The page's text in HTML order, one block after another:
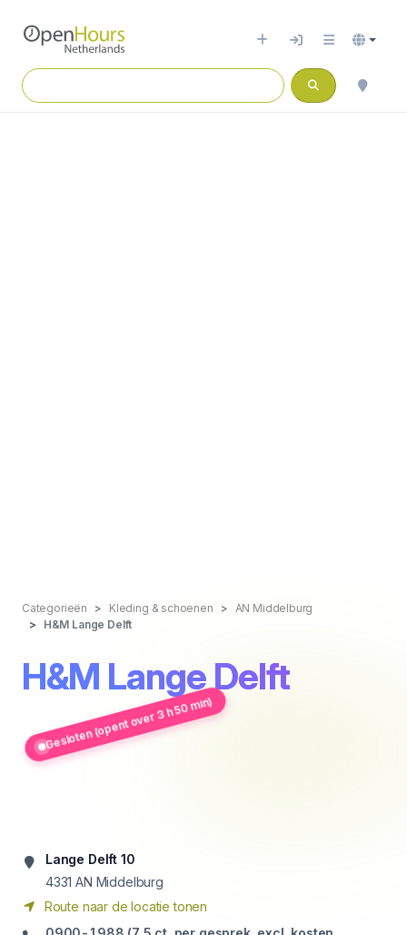
Categorieën Kleding & schoenen
AN Middelburg
H&M Lange Delft
H&M Lange Delft
Gesloten (opent over 3 h 50 min)
Lange Delft 10
4331 AN Middelburg
Route naar de locatie tonen